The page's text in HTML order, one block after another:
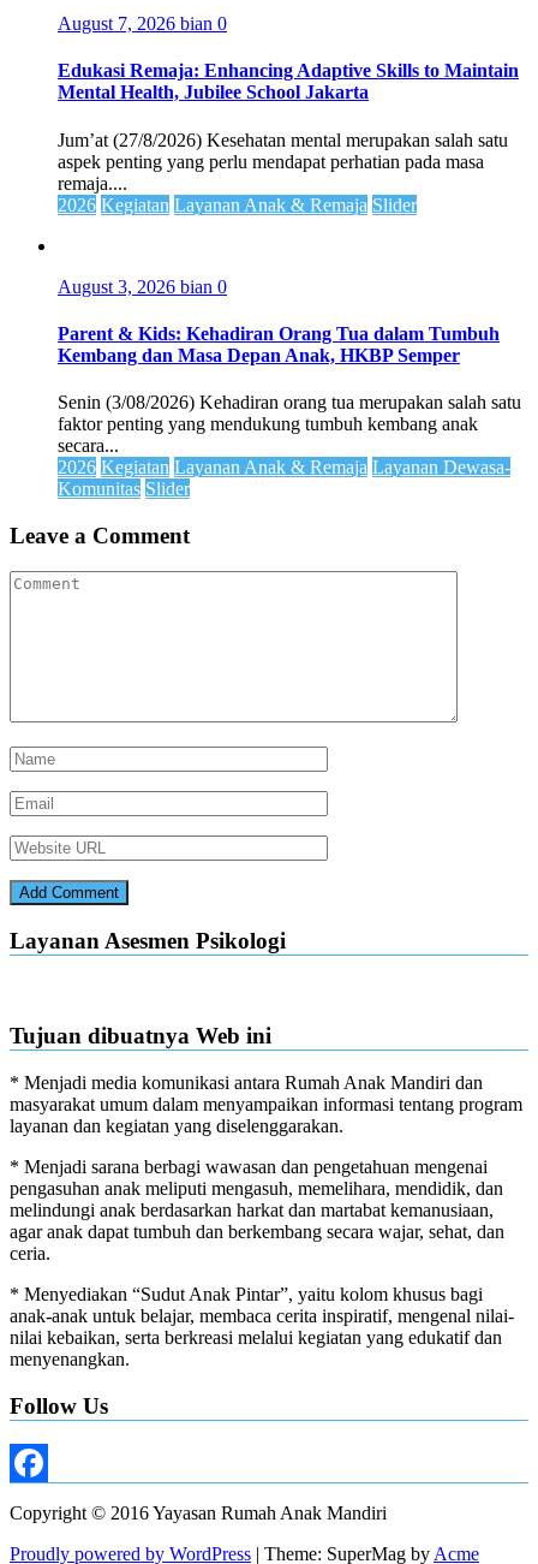
August 7, 2026 bian 0
Edukasi Remaja: Enhancing Adaptive Skills to Maintain
Mental Health, Jubilee School Jakarta
Jum’at (27/8/2026) Kesehatan mental merupakan salah satu
aspek penting yang perlu mendapat perhatian pada masa
remaja....
2026 Kegiatan Layanan Anak & Remaja Slider
August 3, 2026 bian 0
Parent & Kids: Kehadiran Orang Tua dalam Tumbuh
Kembang dan Masa Depan Anak, HKBP Semper
Senin (3/08/2026) Kehadiran orang tua merupakan salah satu
faktor penting yang mendukung tumbuh kembang anak
secara...
2026 Kegiatan Layanan Anak & Remaja Layanan Dewasa-
Komunitas Slider
Leave a Comment
Layanan Asesmen Psikologi
Tujuan dibuatnya Web ini
* Menjadi media komunikasi antara Rumah Anak Mandiri dan
masyarakat umum dalam menyampaikan informasi tentang program
layanan dan kegiatan yang diselenggarakan.
* Menjadi sarana berbagi wawasan dan pengetahuan mengenai
pengasuhan anak meliputi mengasuh, memelihara, mendidik, dan
melindungi anak berdasarkan harkat dan martabat kemanusiaan,
agar anak dapat tumbuh dan berkembang secara wajar, sehat, dan
ceria.
* Menyediakan “Sudut Anak Pintar”, yaitu kolom khusus bagi
anak-anak untuk belajar, membaca cerita inspiratif, mengenal nilai-
nilai kebaikan, serta berkreasi melalui kegiatan yang edukatif dan
menyenangkan.
Follow Us
Copyright © 2016 Yayasan Rumah Anak Mandiri
Proudly powered by WordPress | Theme: SuperMag by Acme